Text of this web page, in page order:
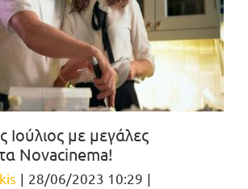
Ιούλιος με μεγάλες
Novacinema!
| 28/06/2023 10:29 |